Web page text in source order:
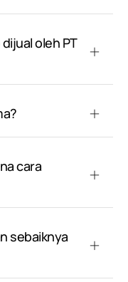
oleh PT
cara
sebaiknya